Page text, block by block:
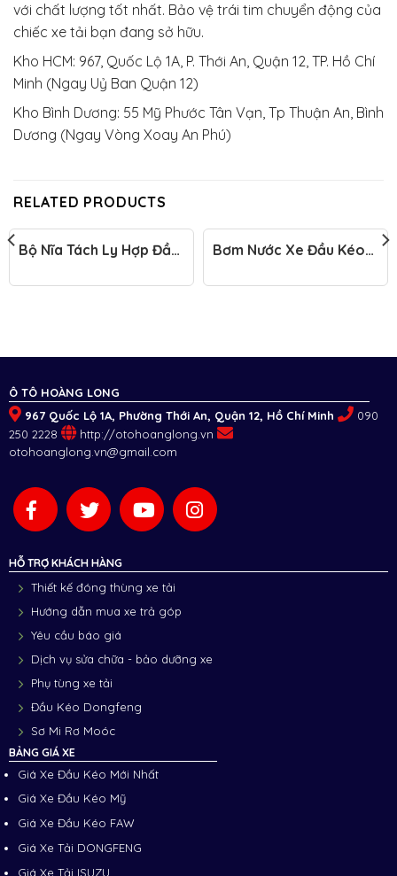
với chất lượng tốt nhất. Bảo vệ trái tim chuyển động của
chiếc xe tải bạn đang sở hữu.
Kho HCM: 967, Quốc Lộ 1A, P. Thới An, Quận 12, TP. Hồ Chí
Minh (Ngay Uỷ Ban Quận 12)
Kho Bình Dương: 55 Mỹ Phước Tân Vạn, Tp Thuận An, Bình
Dương (Ngay Vòng Xoay An Phú)
RELATED PRODUCTS
Bộ Nĩa Tách Ly Hợp Đầu
Bơm Nước Xe Đầu Kéo
Ô TÔ HOÀNG LONG
967 Quốc Lộ 1A, Phường Thới An, Quận 12, Hồ Chí Minh
090
250 2228
http://otohoanglong.vn
otohoanglong.vn@gmail.com
HỖ TRỢ KHÁCH HÀNG
Thiết kế đóng thùng xe tải
Hướng dẫn mua xe trả góp
Yêu cầu báo giá
Dịch vụ sửa chữa - bảo dưỡng xe
Phụ tùng xe tải
Đầu Kéo Dongfeng
Sơ Mi Rơ Moóc
BẢNG GIÁ XE
Giá Xe Đầu Kéo Mới Nhất
Giá Xe Đầu Kéo Mỹ
Giá Xe Đầu Kéo FAW
Giá Xe Tải DONGFENG
Giá Xe Tải ISUZU